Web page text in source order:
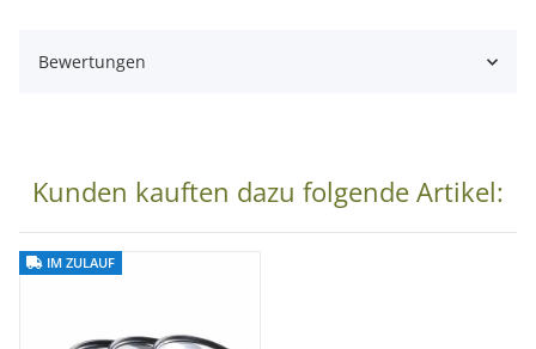
z. Bsp. 25 mm vorkommen.
ersetzt. Durch die stabile Metallfassung und die
garantiert.
Noch ein paar Anwendungshinweise:
Bewertungen
Kunden kauften dazu folgende Artikel:
IM ZULAUF